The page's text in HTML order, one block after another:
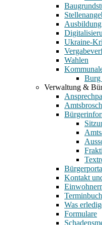
Ausbildung
Ukraine-
Wahlen
Verwaltung &
Kontakt
Was
Formulare